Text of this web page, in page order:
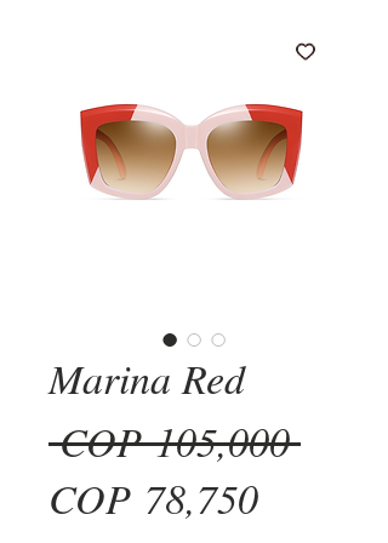
Marina Red
COP 105,000
COP 78,750Sale